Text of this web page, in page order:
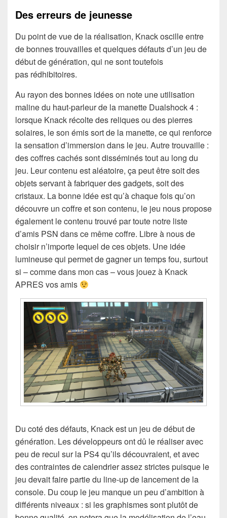
Des erreurs de jeunesse
Du point de vue de la réalisation, Knack oscille entre
de bonnes trouvailles et quelques défauts d’un jeu de
début de génération, qui ne sont toutefois
pas rédhibitoires.
Au rayon des bonnes idées on note une utilisation
maline du haut-parleur de la manette Dualshock 4 :
lorsque Knack récolte des reliques ou des pierres
solaires, le son émis sort de la manette, ce qui renforce
la sensation d’immersion dans le jeu. Autre trouvaille :
des coffres cachés sont disséminés tout au long du
jeu. Leur contenu est aléatoire, ça peut être soit des
objets servant à fabriquer des gadgets, soit des
cristaux. La bonne idée est qu’à chaque fois qu’on
découvre un coffre et son contenu, le jeu nous propose
également le contenu trouvé par toute notre liste
d’amis PSN dans ce même coffre. Libre à nous de
choisir n’importe lequel de ces objets. Une idée
lumineuse qui permet de gagner un temps fou, surtout
si – comme dans mon cas – vous jouez à Knack
APRES vos amis
Du coté des défauts, Knack est un jeu de début de
génération. Les développeurs ont dû le réaliser avec
peu de recul sur la PS4 qu’ils découvraient, et avec
des contraintes de calendrier assez strictes puisque le
jeu devait faire partie du line-up de lancement de la
console. Du coup le jeu manque un peu d’ambition à
différents niveaux : si les graphismes sont plutôt de